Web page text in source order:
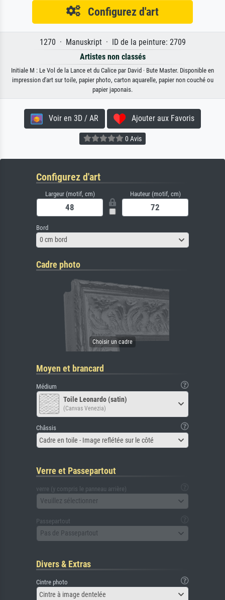
Configurez d'art
1270 · Manuskript · ID de la peinture: 2709
Artistes non classés
Initiale M : Le Vol de la Lance et du Calice par David · Bute Master. Disponible en
impression d'art sur toile, papier photo, carton aquarelle, papier non couché ou
papier japonais.
Voir en 3D / AR Ajouter aux Favoris
0 Avis
Configurez d'art
Largeur (motif, cm) Hauteur (motif, cm)
Bord
0 cm bord
Cadre photo
Moyen et brancard
Médium
Toile Leonardo (satin)
(Canvas Venezia)
Châssis
Cadre en toile - Image reflétée sur le côté
Verre et Passepartout
verre (y compris le panneau arrière)
Veuillez sélectionner
Passepartout
Pas de Passepartout
Divers & Extras
Cintre photo
Cintre à image dentelée